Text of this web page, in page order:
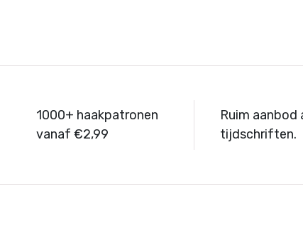
1000+ haakpatronen
vanaf €2,99
Ruim aanbod
tijdschriften.